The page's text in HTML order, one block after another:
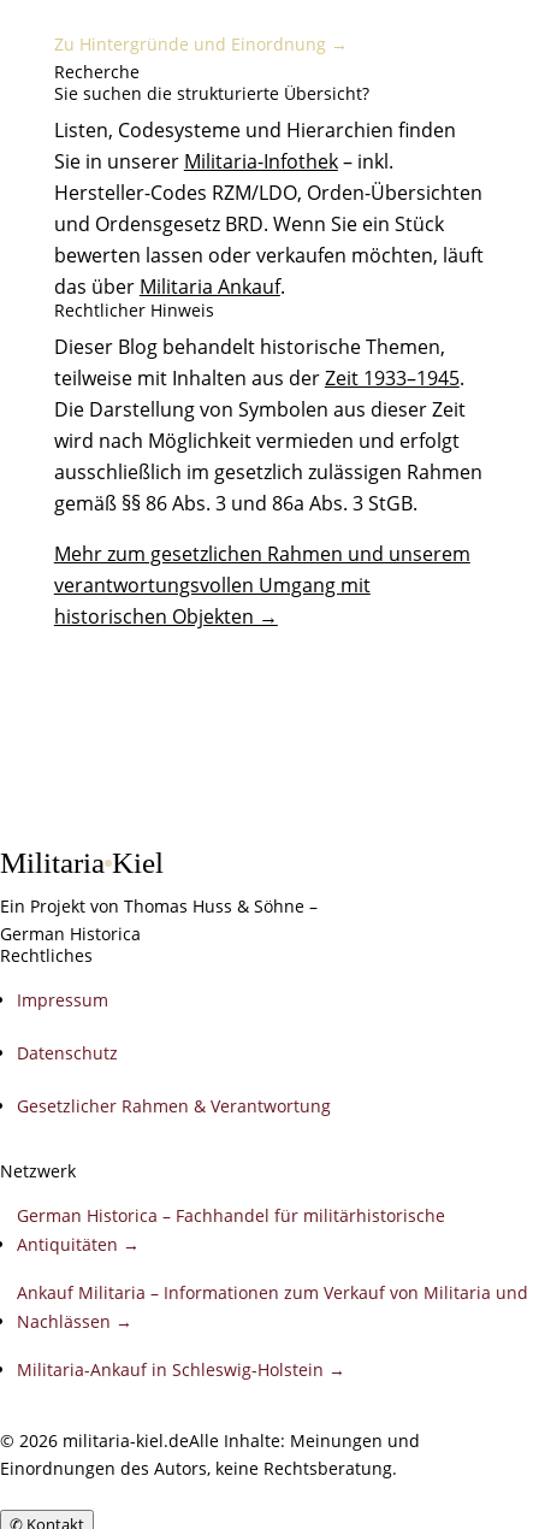
Zu Hintergründe und Einordnung →
Recherche
Sie suchen die strukturierte Übersicht?
Listen, Codesysteme und Hierarchien finden
Sie in unserer Militaria-Infothek– inkl.
Hersteller-Codes RZM/LDO, Orden-Übersichten
und Ordensgesetz BRD. Wenn Sie ein Stück
bewerten lassen oder verkaufen möchten, läuft
das über Militaria Ankauf.
Rechtlicher Hinweis
Dieser Blog behandelt historische Themen,
teilweise mit Inhalten aus derZeit 1933–1945.
Die Darstellung von Symbolen aus dieser Zeit
wird nach Möglichkeit vermieden und erfolgt
ausschließlich im gesetzlich zulässigen Rahmen
gemäß §§ 86 Abs. 3 und 86a Abs. 3 StGB.
Mehr zum gesetzlichen Rahmen und unserem
verantwortungsvollen Umgang mit
historischen Objekten →
Militaria Kiel
Ein Projekt von Thomas Huss & Söhne –
German Historica
Rechtliches
Impressum
Datenschutz
Gesetzlicher Rahmen & Verantwortung
Netzwerk
German Historica – Fachhandel für militärhistorische
Antiquitäten →
Ankauf Militaria – Informationen zum Verkauf von Militaria und
Nachlässen →
Militaria-Ankauf in Schleswig-Holstein →
© 2026 militaria-kiel.deAlle Inhalte: Meinungen und
Einordnungen des Autors, keine Rechtsberatung.
✆ Kontakt